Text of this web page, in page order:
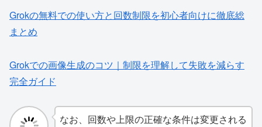
Grokの無料での使い方と回数制限を初心者向けに徹底総
まとめ
Grokでの画像生成のコツ｜制限を理解して失敗を減らす
完全ガイド
なお、回数や上限の正確な条件は変更される